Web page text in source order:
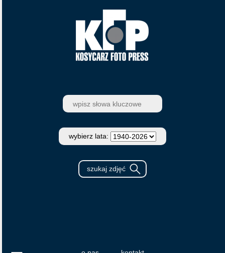
wybierz lata: